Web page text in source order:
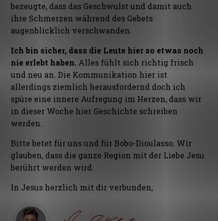
bezeugte, dass das Geschwulst und damit auch
ihre Schmerzen während des Gebets
augenblicklich verschwanden.
Ich bin sicher, dass die Leute hier so etwas noch
nie erlebt haben. Alles fühlt sich richtig frisch
und neu an. Die Kommunikation hier ist
allerdings ziemlich herausfordernd doch ich
spüre eine innere Aufregung im Herzen, dass wir
in dieser Woche hier Geschichte schreiben
werden.
Bitte betet für uns und für Bobo-Dioulasso. Wir
glauben, dass die ganze Region mit der Liebe Jesu
berührt werden wird.
In Jesus herzlich mit dir verbunden,